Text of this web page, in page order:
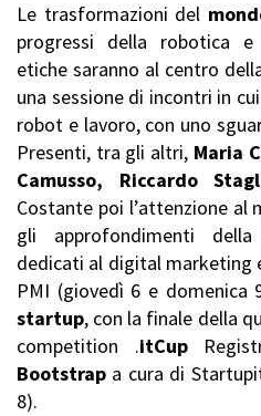
Le trasformazioni del
progressi della robotica e
etiche saranno al centro
una sessione di incontri in
robot e lavoro, con uno
Presenti, tra gli altri, Maria
Camusso, Riccardo
Costante poi l’attenzione al
gli approfondimenti
dedicati al digital marketing
PMI (giovedì 6 e domenica
startup, con la finale della
competition .itCup
Bootstrap a cura di
8).